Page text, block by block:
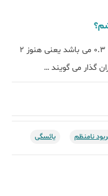
ذخیره تخمدان یا آزمایش AMH در حد 0.2 یا 0.3 می باشد یعنی هنوز 2
گذار می گویند …
نامنظم یائسگی